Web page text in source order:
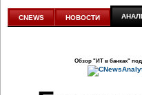
аналитике
CNEWS НОВОСТИ
Обзор "ИТ в банках"